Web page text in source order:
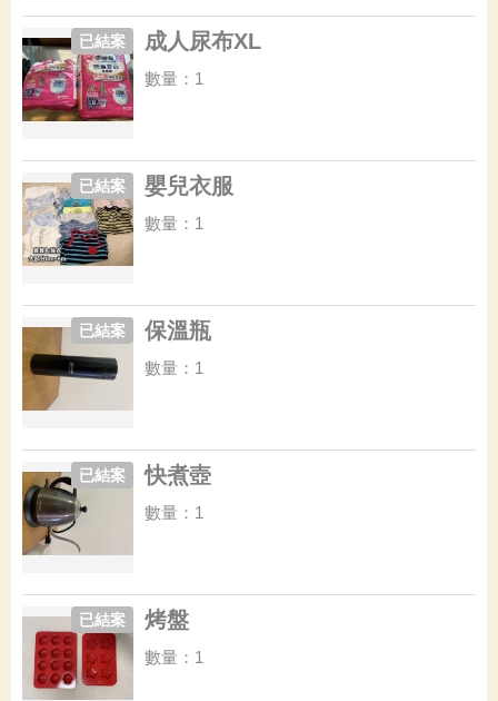
成人尿布XL
已結案
數量：1
嬰兒衣服
已結案
數量：1
保溫瓶
已結案
數量：1
快煮壺
已結案
數量：1
烤盤
已結案
數量：1